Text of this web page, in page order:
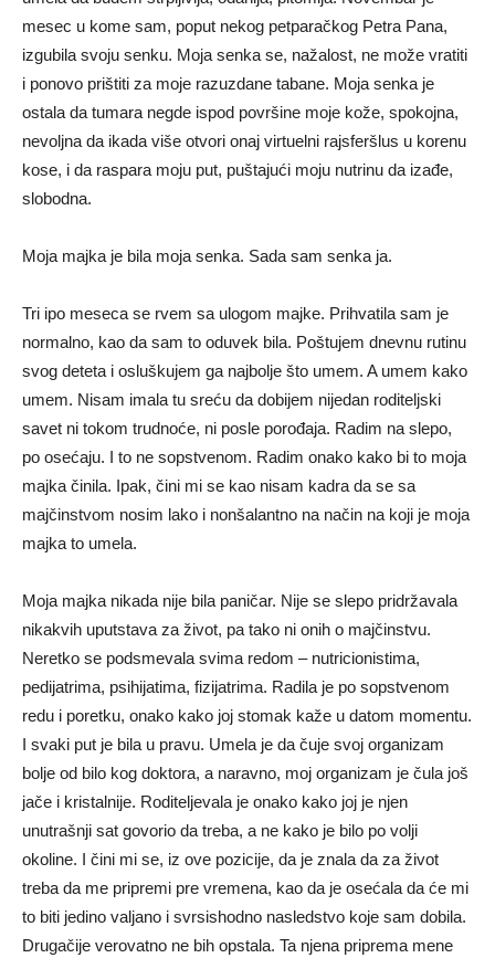
mesec u kome sam, poput nekog petparačkog Petra Pana,
izgubila svoju senku. Moja senka se, nažalost, ne može vratiti
i ponovo prištiti za moje razuzdane tabane. Moja senka je
ostala da tumara negde ispod površine moje kože, spokojna,
nevoljna da ikada više otvori onaj virtuelni rajsferšlus u korenu
kose, i da raspara moju put, puštajući moju nutrinu da izađe,
slobodna.
Moja majka je bila moja senka. Sada sam senka ja.
Tri ipo meseca se rvem sa ulogom majke. Prihvatila sam je
normalno, kao da sam to oduvek bila. Poštujem dnevnu rutinu
svog deteta i osluškujem ga najbolje što umem. A umem kako
umem. Nisam imala tu sreću da dobijem nijedan roditeljski
savet ni tokom trudnoće, ni posle porođaja. Radim na slepo,
po osećaju. I to ne sopstvenom. Radim onako kako bi to moja
majka činila. Ipak, čini mi se kao nisam kadra da se sa
majčinstvom nosim lako i nonšalantno na način na koji je moja
majka to umela.
Moja majka nikada nije bila paničar. Nije se slepo pridržavala
nikakvih uputstava za život, pa tako ni onih o majčinstvu.
Neretko se podsmevala svima redom – nutricionistima,
pedijatrima, psihijatima, fizijatrima. Radila je po sopstvenom
redu i poretku, onako kako joj stomak kaže u datom momentu.
I svaki put je bila u pravu. Umela je da čuje svoj organizam
bolje od bilo kog doktora, a naravno, moj organizam je čula još
jače i kristalnije. Roditeljevala je onako kako joj je njen
unutrašnji sat govorio da treba, a ne kako je bilo po volji
okoline. I čini mi se, iz ove pozicije, da je znala da za život
treba da me pripremi pre vremena, kao da je osećala da će mi
to biti jedino valjano i svrsishodno nasledstvo koje sam dobila.
Drugačije verovatno ne bih opstala. Ta njena priprema mene